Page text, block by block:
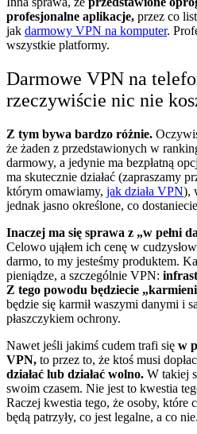
profesjonalne aplikacje, przez co
jak darmowy VPN na komputer.
wszystkie platformy.
Darmowe VPN na
rzeczywiście nic nie
Z tym bywa bardzo różnie.
że żaden z przedstawionych w
darmowy, a jedynie ma bezpłatną
ma skutecznie działać (zapraszamy
którym omawiamy, jak działa VPN),
jednak jasno określone, co
Inaczej ma się sprawa z „w pełni
Celowo ująłem ich cenę w
darmo, to my jesteśmy produktem.
pieniądze, a szczególnie VPN:
Z tego powodu będziecie
będzie się karmił waszymi danymi i
płaszczykiem ochrony.
Nawet jeśli jakimś cudem trafi się w
VPN, to przez to, że ktoś musi
działać lub działać wolno. W takiej
swoim czasem. Nie jest to kwestia
Raczej kwestia tego, że osoby, które
będą patrzyły, co jest legalne, a co nie.